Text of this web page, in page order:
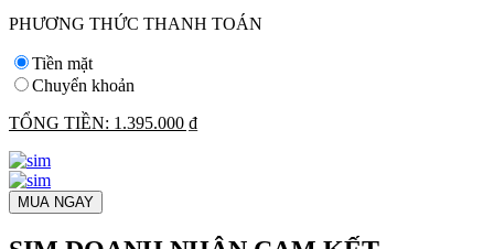
PHƯƠNG THỨC THANH TOÁN
Tiền mặt
Chuyển khoản
TỔNG TIỀN: 1.395.000 ₫
MUA NGAY